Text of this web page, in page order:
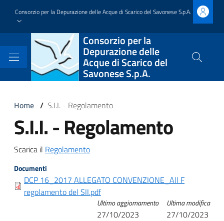
contenuto
Consorzio per la Depurazione delle Acque di Scarico del Savonese S.p.A.
Block
it-
block-
brandingdelsito
Consorzio per la
Depurazione delle
Acque di Scarico del
Savonese S.p.A.
Cerca
sito
Block
it-
block-
italiagov-
breadcrumbs
Home / S.I.I. - Regolamento
Block
it-
block-
italiagov-
S.I.I. - Regolamento
Block
it-
block-
Scarica il Regolamento
Documenti
DCP 16_2017 ALLEGATO CONVENZIONE_All F
regolamento del SII.pdf
Ultima modifica
27/10/2023
Ultimo aggiornamento
27/10/2023